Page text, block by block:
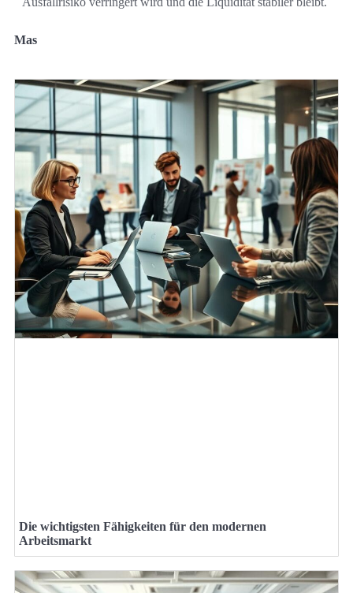
Mas
Die wichtigsten Fähigkeiten für den modernen
Arbeitsmarkt